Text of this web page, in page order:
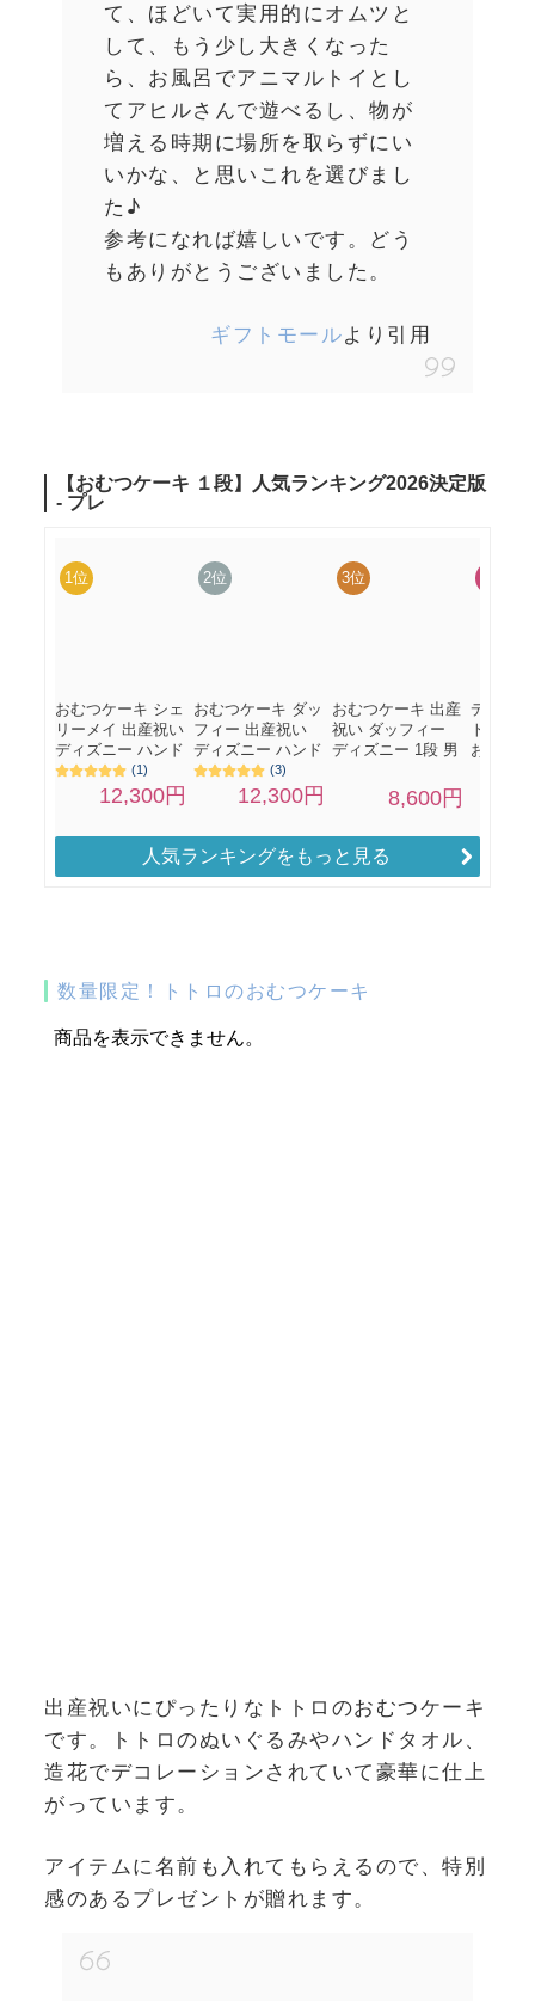
て、ほどいて実用的にオムツと
して、もう少し大きくなった
ら、お風呂でアニマルトイとし
てアヒルさんで遊べるし、物が
増える時期に場所を取らずにい
いかな、と思いこれを選びまし
た♪
参考になれば嬉しいです。どう
もありがとうございました。
ギフトモールより引用
人気ランキングをもっと見る
数量限定！トトロのおむつケーキ
出産祝いにぴったりなトトロのおむつケーキ
です。トトロのぬいぐるみやハンドタオル、
造花でデコレーションされていて豪華に仕上
がっています。
アイテムに名前も入れてもらえるので、特別
感のあるプレゼントが贈れます。